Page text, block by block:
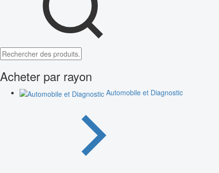
Acheter par rayon
Automobile et Diagnostic